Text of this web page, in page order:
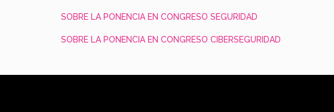
SOBRE LA PONENCIA EN CONGRESO SEGURIDAD
SOBRE LA PONENCIA EN CONGRESO CIBERSEGURIDAD